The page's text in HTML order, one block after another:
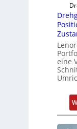
eine